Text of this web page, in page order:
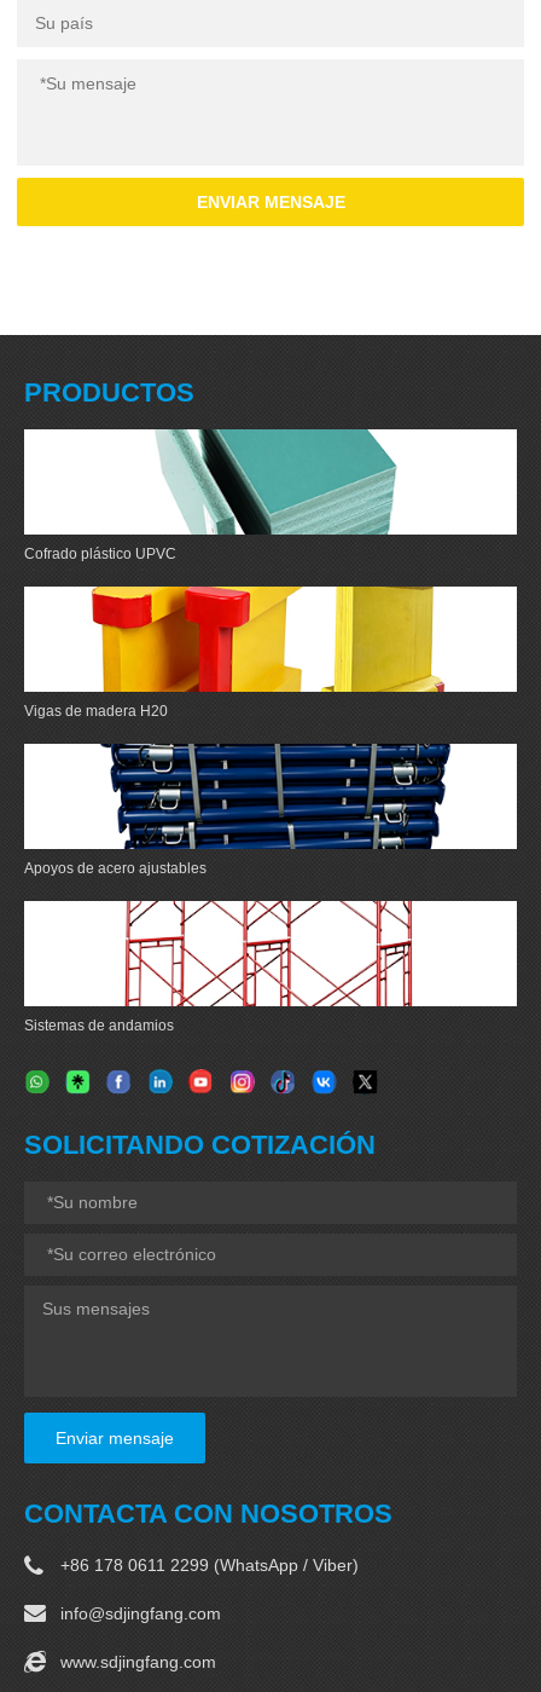
ENVIAR MENSAJE
PRODUCTOS
Cofrado plástico UPVC
Vigas de madera H20
Apoyos de acero ajustables
Sistemas de andamios
SOLICITANDO COTIZACIÓN
Enviar mensaje
CONTACTA CON NOSOTROS
+86 178 0611 2299 (WhatsApp / Viber)
info@sdjingfang.com
www.sdjingfang.com